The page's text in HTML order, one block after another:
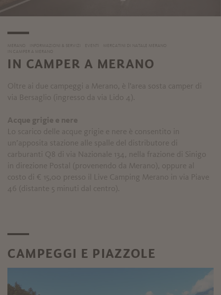
MERANO INFORMAZIONI & SERVIZI EVENTI
MERCATINI DI NATALE MERANO
IN CAMPER A MERANO
IN CAMPER A MERANO
Oltre ai due campeggi a Merano, è l'area sosta camper di
via Bersaglio (ingresso da via Lido 4).
Acque grigie e nere
Lo scarico delle acque grigie e nere è consentito in
un’apposita stazione alle spalle del distributore di
carburanti Q8 di via Nazionale 134, nella frazione di Sinigo
in direzione Postal (provenendo da Merano), oppure al
costo di € 15,00 presso il Live Camping Merano in via Piave
46 (distante 5 minuti dal centro).
CAMPEGGI E PIAZZOLE